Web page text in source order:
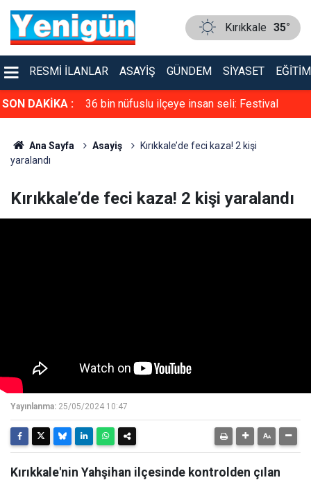
Kırıkkale 35°
RESMI İLANLAR ASAYIŞ GÜNDEM SIYASET EĞITIM
SON DAKİKA :
günü: Aslı 36 bin nüfuslu ilçeye insan seli: Festival
Ana Sayfa Asayiş
Kırıkkale’de feci kaza! 2 kişi
yaralandı
Kırıkkale’de feci kaza! 2 kişi yaralandı
Yayınlanma: 25/05/2024 10:47
Kırıkkale'nin Yahşihan ilçesinde kontrolden çılan